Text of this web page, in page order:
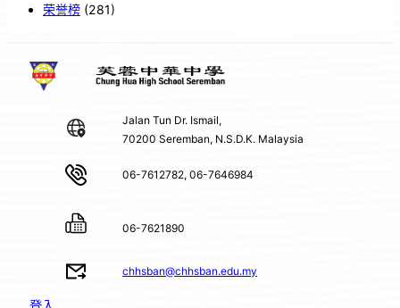
荣誉榜 (281)
Jalan Tun Dr. Ismail,
70200 Seremban, N.S.D.K. Malaysia
06-7612782, 06-7646984
06-7621890
chhsban@chhsban.edu.my